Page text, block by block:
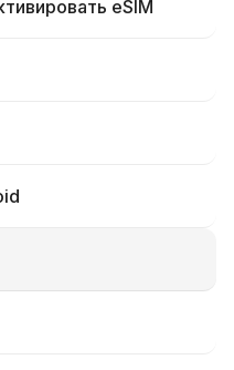
eSIM